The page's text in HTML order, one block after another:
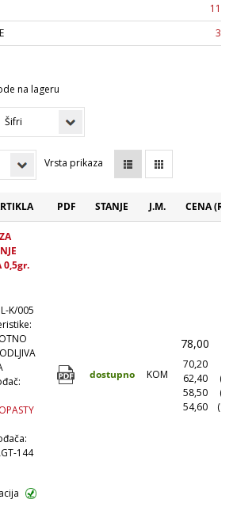
11
3
na lageru
Vrsta prikaza
PDF STANJE J.M. CENA
0,5gr.
K/005
144
dostupno KOM
78,00
70,20
62,40
58,50
54,60